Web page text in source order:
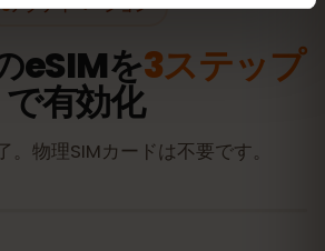
アクティベーション
eSIMを3ステップ
で有効化
。物理SIMカードは不要です。